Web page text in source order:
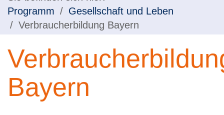
Programm
Gesellschaft und Leben
Verbraucherbildung Bayern
Bayern